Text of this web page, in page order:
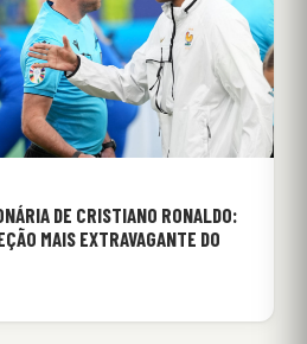
DE CRISTIANO RONALDO:
MAIS EXTRAVAGANTE DO